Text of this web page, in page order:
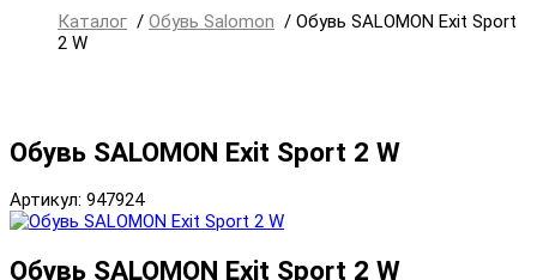
Каталог / Обувь Salomon / Обувь SALOMON Exit Sport
2 W
Обувь SALOMON Exit Sport 2 W
Артикул: 947924
Обувь SALOMON Exit Sport 2 W